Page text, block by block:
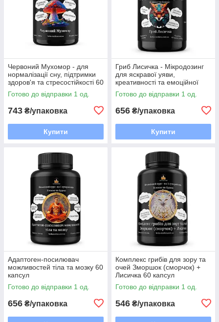
Червоний Мухомор - для
нормалізації сну, підтримки
здоров'я та стресостійкості 60
капсул
Готово до відправки 1 од.
743 ₴/упаковка
Купити
Гриб Лисичка - Мікродозинг
для яскравої уяви,
креативності та емоційної
рівноваги 60 капсул по 0.5 г
Готово до відправки 1 од.
656 ₴/упаковка
Купити
Адаптоген-посилювач
можливостей тіла та мозку 60
капсул
Готово до відправки 1 од.
656 ₴/упаковка
Комплекс грибів для зору та
очей Зморшок (сморчок) +
Лисичка 60 капсул
Готово до відправки 1 од.
546 ₴/упаковка